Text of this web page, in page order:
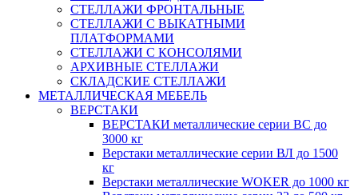
СТЕЛЛАЖИ ФРОНТАЛЬНЫЕ
СТЕЛЛАЖИ С ВЫКАТНЫМИ
ПЛАТФОРМАМИ
СТЕЛЛАЖИ С КОНСОЛЯМИ
АРХИВНЫЕ СТЕЛЛАЖИ
СКЛАДСКИЕ СТЕЛЛАЖИ
МЕТАЛЛИЧЕСКАЯ МЕБЕЛЬ
ВЕРСТАКИ
ВЕРСТАКИ металлические серии ВС до
3000 кг
Верстаки металлические серии ВЛ до 1500
кг
Верстаки металлические WOKER до 1000 кг